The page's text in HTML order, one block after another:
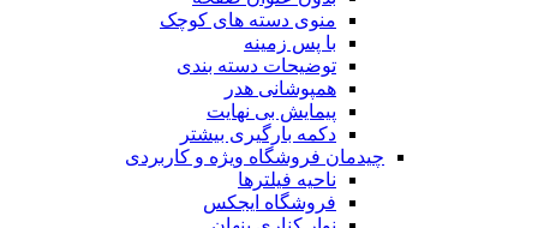
منوی دسته های کوچک
با پس زمینه
توضیحات دسته بندی
همپوشانی هدر
پیمایش بی نهایت
دکمه بارگیری بیشتر
چیدمان فروشگاه ویژه و کاربردی
ناحیه فیلترها
فروشگاه ایجکس